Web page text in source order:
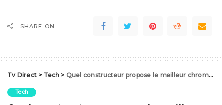
SHARE ON
Tv Direct > Tech> Quel constructeur propose le meilleur chromebook 2023 ?
Tech